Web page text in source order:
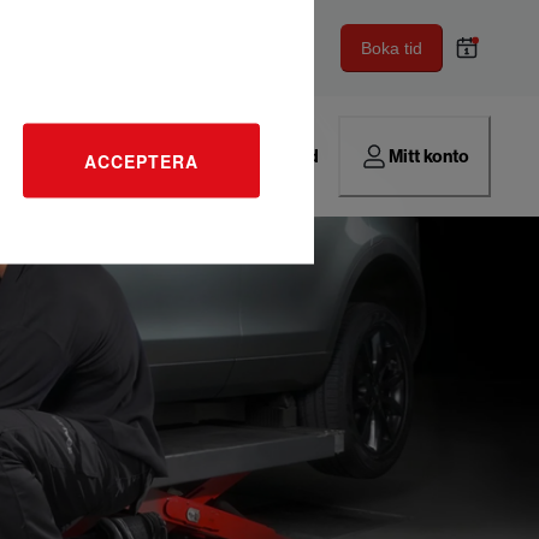
ACCEPTERA
Boka tid
Hitta verkstad Mitt konto